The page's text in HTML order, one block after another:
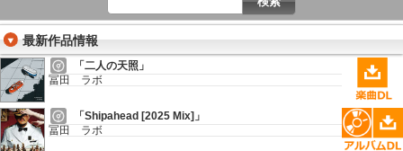
最新作品情報
「二人の天照」
冨田 ラボ
「Shipahead [2025 Mix]」
冨田 ラボ